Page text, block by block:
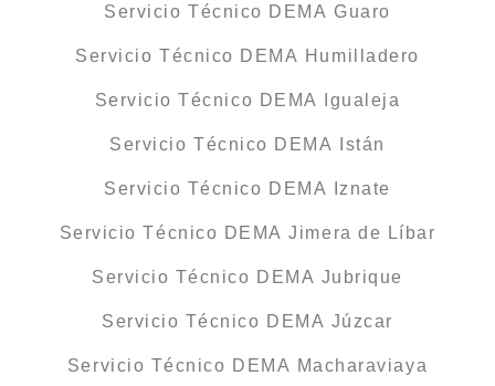
Servicio Técnico DEMA Guaro
Servicio Técnico DEMA Humilladero
Servicio Técnico DEMA Igualeja
Servicio Técnico DEMA Istán
Servicio Técnico DEMA Iznate
Servicio Técnico DEMA Jimera de Líbar
Servicio Técnico DEMA Jubrique
Servicio Técnico DEMA Júzcar
Servicio Técnico DEMA Macharaviaya